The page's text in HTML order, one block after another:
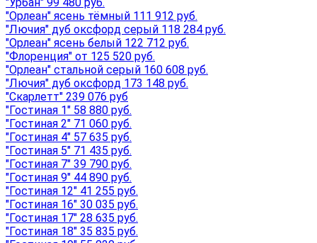
"Орлеан" ясень тёмный 111 912 руб.
"Лючия" дуб оксфорд серый 118 284 руб.
"Орлеан" ясень белый 122 712 руб.
"Флоренция" от 125 520 руб.
"Орлеан" стальной серый 160 608 руб.
"Лючия" дуб оксфорд 173 148 руб.
"Скарлетт" 239 076 руб
"Гостиная 1" 58 880 руб.
"Гостиная 2" 71 060 руб.
"Гостиная 4" 57 635 руб.
"Гостиная 5" 71 435 руб.
"Гостиная 7" 39 790 руб.
"Гостиная 9" 44 890 руб.
"Гостиная 12" 41 255 руб.
"Гостиная 16" 30 035 руб.
"Гостиная 17" 28 635 руб.
"Гостиная 18" 35 835 руб.